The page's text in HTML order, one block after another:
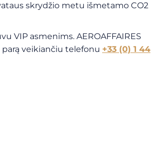
skrydžio metu išmetamo CO2
VIP asmenims. AEROAFFAIRES
veikiančiu telefonu +33 (0) 1 44